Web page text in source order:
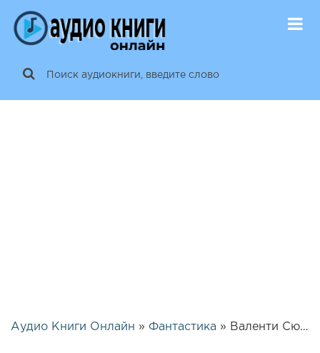
Аудио Книги Онлайн » Фантастика » Валенти Сюзанна, Пекхам Каролайн – Академия Зодиак Проклятые Судьбы | 25833